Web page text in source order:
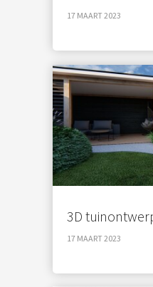
17 MAART 2023
3D
17 MAART 2023